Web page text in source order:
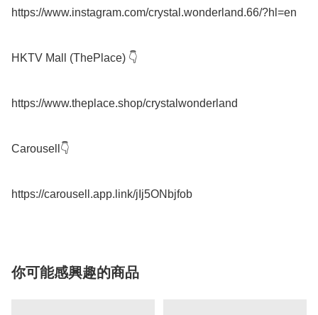
https://www.instagram.com/crystal.wonderland.66/?hl=en
HKTV Mall (ThePlace) 👇
https://www.theplace.shop/crystalwonderland
Carousell👇
你可能感興趣的商品